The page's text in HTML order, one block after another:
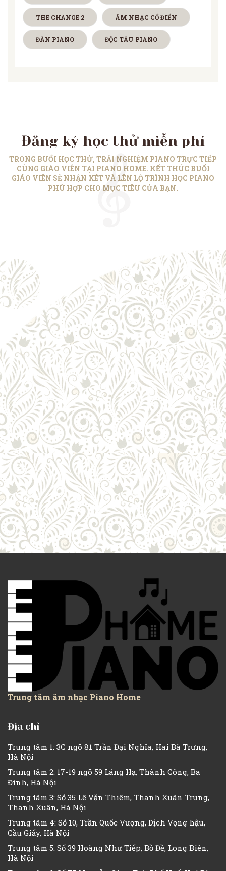
THE CHANGE 2 ÂM NHẠC CỔ ĐIỂN
ĐÀN PIANO ĐỘC TẤU PIANO
Đăng ký học thử miễn phí
TRONG BUỔI HỌC THỬ, TRẢI NGHIỆM PIANO TRỰC TIẾP
CÙNG GIÁO VIÊN TẠI PIANO HOME. KẾT THÚC BUỔI
GIÁO VIÊN SẼ NHẬN XÉT VÀ LÊN LỘ TRÌNH HỌC PIANO
PHÙ HỢP CHO MỤC TIÊU CỦA BẠN.
Trung tâm âm nhạc Piano Home
Địa chỉ
Trung tâm 1: 3C ngõ 81 Trần Đại Nghĩa, Hai Bà Trưng,
Hà Nội
Trung tâm 2: 17-19 ngõ 59 Láng Hạ, Thành Công, Ba
Đình, Hà Nội
Trung tâm 3: Số 35 Lê Văn Thiêm, Thanh Xuân Trung,
Thanh Xuân, Hà Nội
Trung tâm 4: Số 10, Trần Quốc Vượng, Dịch Vọng hậu,
Cầu Giấy, Hà Nội
Trung tâm 5: Số 39 Hoàng Như Tiếp, Bồ Đề, Long Biên,
Hà Nội